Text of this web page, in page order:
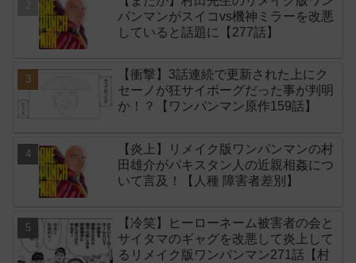
パンマンがスイコvs機神ミラーを改悪
していると話題に【277話】
【衝撃】3話連続で更新された上にク
セーノが狂サイボーグだった事が判明
か！？【ワンパンマン原作159話】
【炎上】リメイク版ワンパンマンの村
田雄介がパキスタン人の近親相姦につ
いて言及！【人種 障害者差別】
【冷笑】ヒーローネーム被害者の会と
サイタマのギャグを改悪して炎上して
るリメイク版ワンパンマン271話【村